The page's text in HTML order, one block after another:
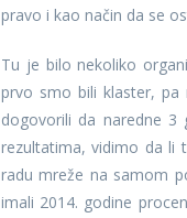
pravo i kao način da se
Tu je bilo nekoliko
prvo smo bili klaster, pa
dogovorili da naredne
rezultatima, vidimo da li
radu mreže na samom
imali 2014. godine